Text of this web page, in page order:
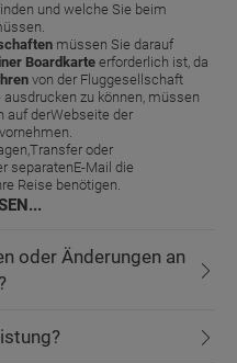
und welche Sie beim
müssen Sie darauf
Boardkarte erforderlich ist, da
von der Fluggesellschaft
zu können, müssen
auf derWebseite der
oder
separatenE-Mail die
Reise benötigen.
oder Änderungen an